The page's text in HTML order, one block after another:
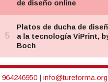
964246950| info@tureforma.org